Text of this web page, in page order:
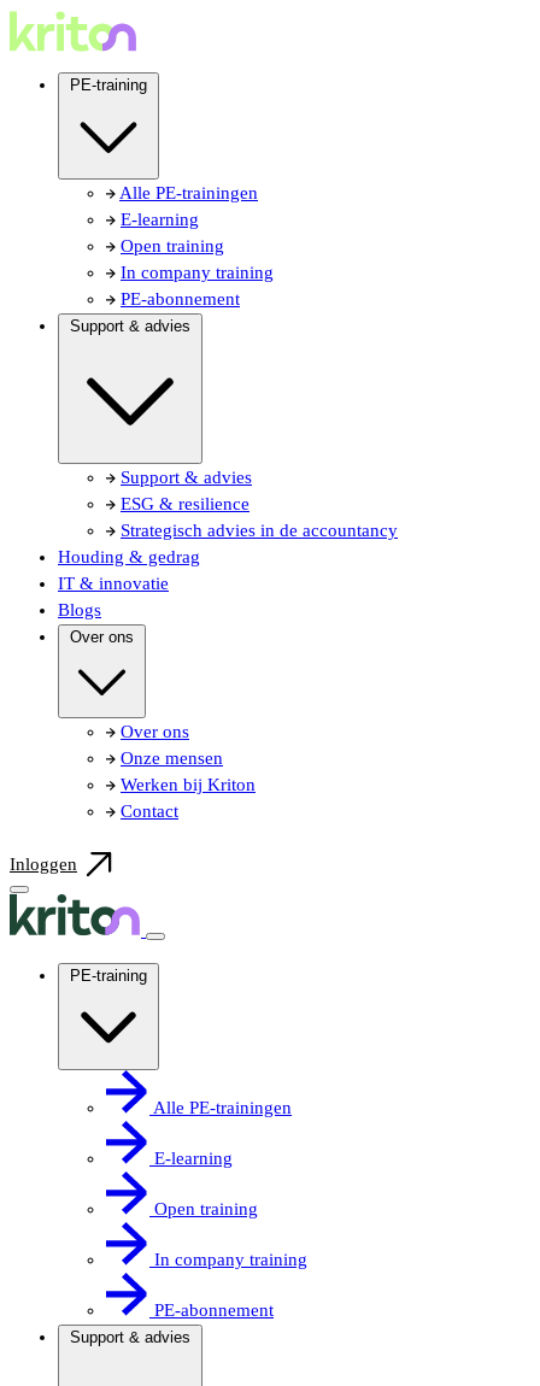
PE-training
Alle PE-trainingen
E-learning
Open training
In company training
PE-abonnement
Support & advies
Support & advies
ESG & resilience
Strategisch advies in de accountancy
Houding & gedrag
IT & innovatie
Blogs
Over ons
Over ons
Onze mensen
Werken bij Kriton
Contact
Inloggen
PE-training
Alle PE-trainingen
E-learning
Open training
In company training
PE-abonnement
Support & advies